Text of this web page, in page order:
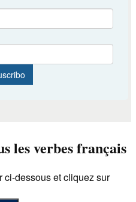
les verbes français
ci-dessous et cliquez sur